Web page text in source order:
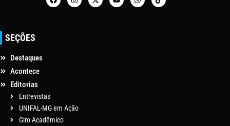
SEÇÕES
Destaques
Acontece
Editorias
Entrevistas
UNIFAL-MG em Ação
Giro Acadêmico